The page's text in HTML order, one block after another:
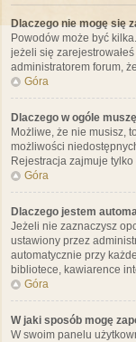
Dlaczego nie mogę się
Powodów może być
jeżeli się
administratorem forum,
Góra
Dlaczego w ogóle
Możliwe, że nie musisz,
możliwości
Rejestracja zajmuje
Góra
Dlaczego jestem
Jeżeli nie zaznaczysz
ustawiony przez
automatycznie przy
bibliotece, kawiarence
Góra
W jaki sposób mogę
W swoim panelu